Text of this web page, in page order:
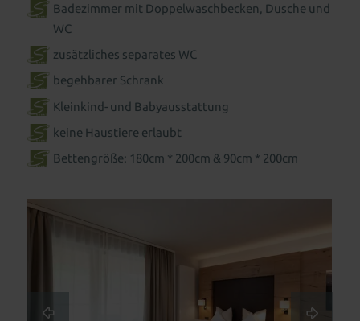
Outdoor Erlebniswelt
Familienurlaub in Süddeutschland
Familienangebote
Wellnesspakete
Wellness für Tagesgäste
Tageswellness Abendwellness
Wellnessangebote
Badezimmer mit Doppelwaschbecken, Dusche und
WC
zusätzliches separates WC
begehbarer Schrank
Kleinkind- und Babyausstattung
keine Haustiere erlaubt
Bettengröße: 180cm * 200cm & 90cm * 200cm